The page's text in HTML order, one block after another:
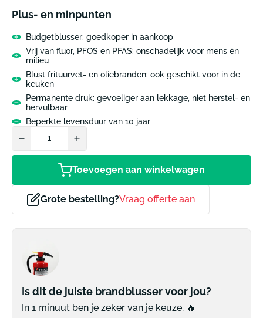
Plus- en minpunten
Budgetblusser: goedkoper in aankoop
Vrij van fluor, PFOS en PFAS: onschadelijk voor mens én
milieu
Blust frituurvet- en oliebranden: ook geschikt voor in de
keuken
Permanente druk: gevoeliger aan lekkage, niet herstel- en
hervulbaar
Beperkte levensduur van 10 jaar
Toevoegen aan winkelwagen
Grote bestelling?Vraag offerte aan
Is dit de juiste brandblusser voor jou?
In 1 minuut ben je zeker van je keuze. 🔥